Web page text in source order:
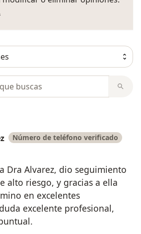
Número de teléfono verificado
Dra Alvarez, dio seguimiento
alto riesgo, y gracias a ella
en excelentes
excelente profesional,